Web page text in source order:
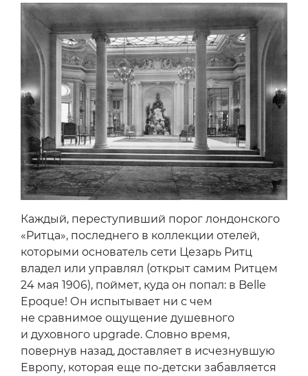
Каждый, переступивший порог лондонского
«Ритца», последнего в коллекции отелей,
которыми основатель сети Цезарь Ритц
владел или управлял (открыт самим Ритцем
24 мая 1906), поймет, куда он попал: в Belle
Epoque! Он испытывает ни с чем
не сравнимое ощущение душевного
и духовного upgrade. Словно время,
повернув назад, доставляет в исчезнувшую
Европу, которая еще по-детски забавляется